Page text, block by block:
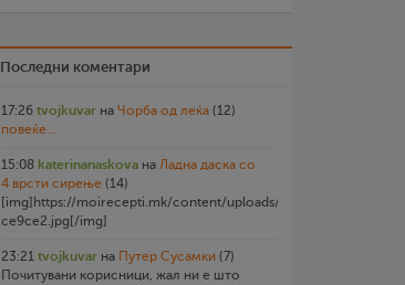
Последни коментари
17:26 tvojkuvar на Чорба од леќа (12)
повеќе...
15:08 katerinanaskova на Ладна даска со
4 врсти сирење (14)
[img]https://moirecepti.mk/content/uploads/2026/07/
ce9ce2.jpg[/img]
23:21 tvojkuvar на Путер Сусамки (7)
Почитувани корисници, жал ни е што